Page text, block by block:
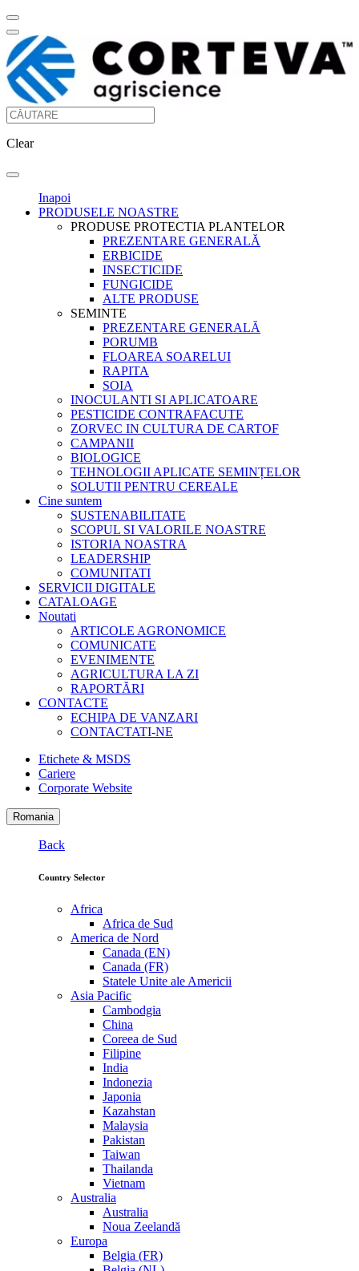
Clear
Inapoi
PRODUSELE NOASTRE
PRODUSE PROTECTIA PLANTELOR
PREZENTARE GENERALĂ
ERBICIDE
INSECTICIDE
FUNGICIDE
ALTE PRODUSE
SEMINTE
PREZENTARE GENERALĂ
PORUMB
FLOAREA SOARELUI
RAPITA
SOIA
INOCULANTI SI APLICATOARE
PESTICIDE CONTRAFACUTE
ZORVEC IN CULTURA DE CARTOF
CAMPANII
BIOLOGICE
TEHNOLOGII APLICATE SEMINȚELOR
SOLUTII PENTRU CEREALE
Cine suntem
SUSTENABILITATE
SCOPUL SI VALORILE NOASTRE
ISTORIA NOASTRA
LEADERSHIP
COMUNITATI
SERVICII DIGITALE
CATALOAGE
Noutati
ARTICOLE AGRONOMICE
COMUNICATE
EVENIMENTE
AGRICULTURA LA ZI
RAPORTĂRI
CONTACTE
ECHIPA DE VANZARI
CONTACTATI-NE
Etichete & MSDS
Cariere
Corporate Website
Romania
Back
Country Selector
Africa
Africa de Sud
America de Nord
Canada (EN)
Canada (FR)
Statele Unite ale Americii
Asia Pacific
Cambodgia
China
Coreea de Sud
Filipine
India
Indonezia
Japonia
Kazahstan
Malaysia
Pakistan
Taiwan
Thailanda
Vietnam
Australia
Australia
Noua Zeelandă
Europa
Belgia (FR)